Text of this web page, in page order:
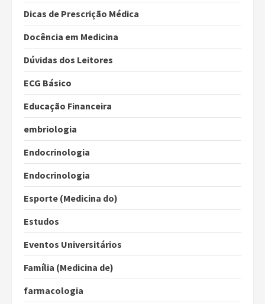
Dicas de Prescrição Médica
Docência em Medicina
Dúvidas dos Leitores
ECG Básico
Educação Financeira
embriologia
Endocrinologia
Endocrinologia
Esporte (Medicina do)
Estudos
Eventos Universitários
Família (Medicina de)
farmacologia